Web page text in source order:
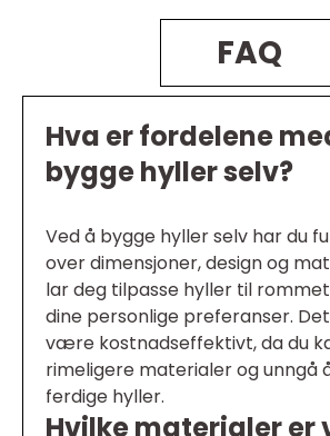
FAQ
Hva er fordelene
bygge hyller selv?
Ved å bygge hyller selv har du
over dimensjoner, design og
lar deg tilpasse hyller til
dine personlige preferanser.
være kostnadseffektivt, da du
rimeligere materialer og unngå
ferdige hyller.
Hvilke materialer er